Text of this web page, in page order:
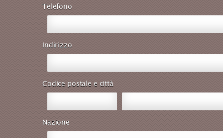
Telefono
Indirizzo
Codice postale e città
Nazione